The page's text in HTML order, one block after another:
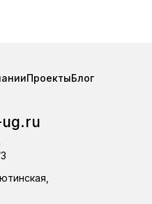
наличия за 2 часа.
ПроектыБлог